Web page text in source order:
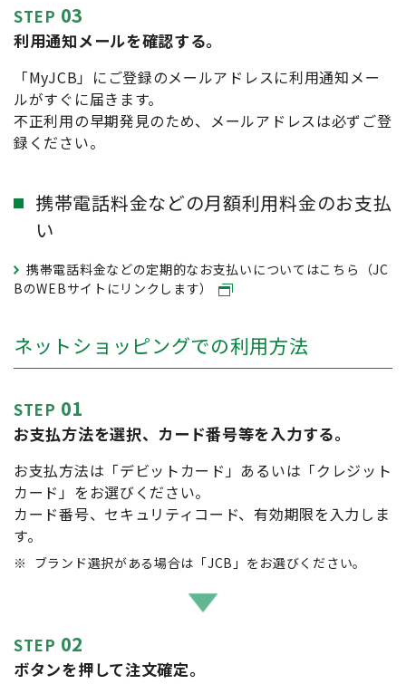
STEP 03
利用通知メールを確認する。
「MyJCB」にご登録のメールアドレスに利用通知メー
ルがすぐに届きます。
不正利用の早期発見のため、メールアドレスは必ずご登
録ください。
携帯電話料金などの月額利用料金のお支払
い
携帯電話料金などの定期的なお支払いについてはこちら（JC
BのWEBサイトにリンクします）
ネットショッピングでの利用方法
STEP 01
お支払方法を選択、カード番号等を入力する。
お支払方法は「デビットカード」あるいは「クレジット
カード」をお選びください。
カード番号、セキュリティコード、有効期限を入力しま
す。
※ ブランド選択がある場合は「JCB」をお選びください。
STEP 02
ボタンを押して注文確定。